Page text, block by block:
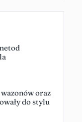
oraz
do stylu